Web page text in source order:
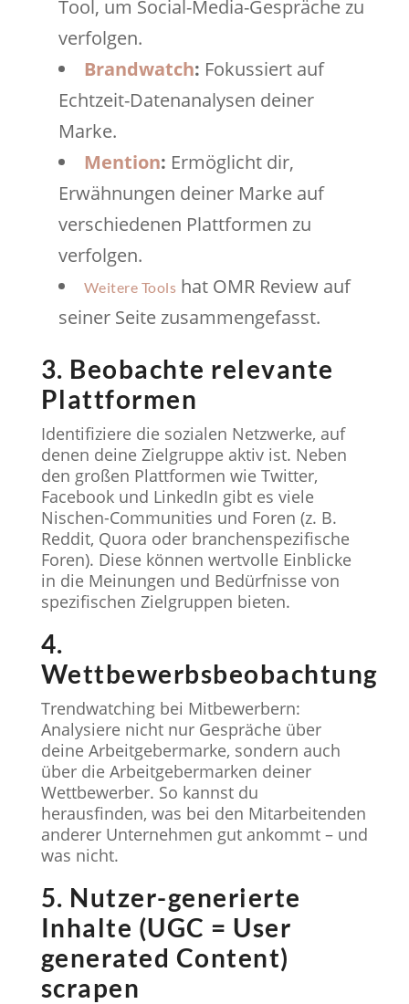
Tool, um Social-Media-Gespräche zu
verfolgen.
Brandwatch: Fokussiert auf
Echtzeit-Datenanalysen deiner
Marke.
Mention: Ermöglicht dir,
Erwähnungen deiner Marke auf
verschiedenen Plattformen zu
verfolgen.
Weitere Tools hat OMR Review auf
seiner Seite zusammengefasst.
3. Beobachte relevante
Plattformen
Identifiziere die sozialen Netzwerke, auf
denen deine Zielgruppe aktiv ist. Neben
den großen Plattformen wie Twitter,
Facebook und LinkedIn gibt es viele
Nischen-Communities und Foren (z. B.
Reddit, Quora oder branchenspezifische
Foren). Diese können wertvolle Einblicke
in die Meinungen und Bedürfnisse von
spezifischen Zielgruppen bieten.
4.
Wettbewerbsbeobachtung
Trendwatching bei Mitbewerbern:
Analysiere nicht nur Gespräche über
deine Arbeitgebermarke, sondern auch
über die Arbeitgebermarken deiner
Wettbewerber. So kannst du
herausfinden, was bei den Mitarbeitenden
anderer Unternehmen gut ankommt – und
was nicht.
5. Nutzer-generierte
Inhalte (UGC = User
generated Content)
scrapen